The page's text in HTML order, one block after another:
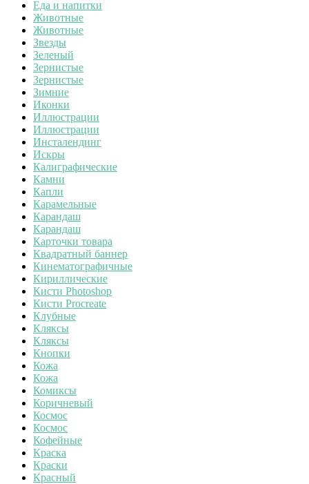
Еда и напитки
Животные
Животные
Звезды
Зеленый
Зернистые
Зернистые
Зимние
Иконки
Иллюстрации
Иллюстрации
Инсталендинг
Искры
Калиграфические
Камни
Капли
Карамельные
Карандаш
Карандаш
Карточки товара
Квадратный баннер
Кинематографичные
Кириллические
Кисти Photoshop
Кисти Procreate
Клубные
Кляксы
Кляксы
Кнопки
Кожа
Кожа
Комиксы
Коричневый
Космос
Космос
Кофейные
Краска
Краски
Красный